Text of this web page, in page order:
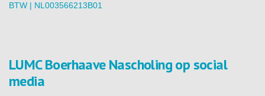
BTW | NL003566213B01
LUMC Boerhaave Nascholing op social
media